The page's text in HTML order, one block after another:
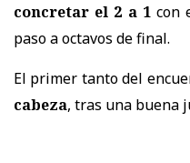
concretar el 2 a 1con
paso a octavos de final.
El primer tanto del
cabeza, tras una buena